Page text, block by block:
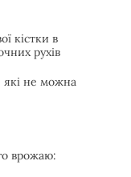
кістки в
рухів
які не можна
врожаю: